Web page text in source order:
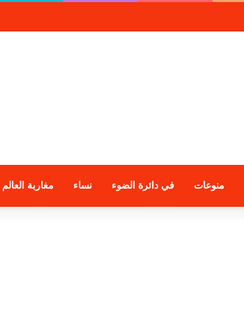
منوعات في دائرة الضوء نساء مغاربة العالم